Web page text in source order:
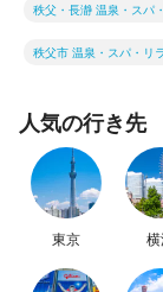
秩父・長瀞 温泉・スパ
秩父市 温泉・スパ・リ
人気の行き先
東京